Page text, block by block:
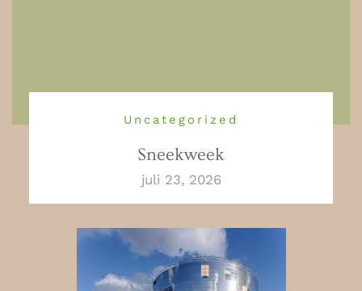
Uncategorized
Sneekweek
juli 23, 2026